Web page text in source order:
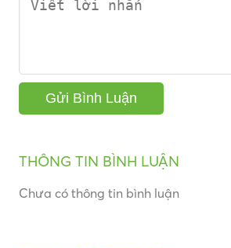
THÔNG TIN BÌNH LUẬN
Chưa có thông tin bình luận